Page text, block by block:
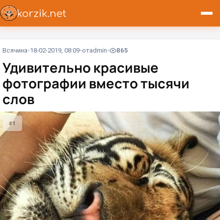
Всячина 18-02-2019, 08:09 отadmin 865
Удивительно красивые
фотографии вместо тысячи
слов
#1